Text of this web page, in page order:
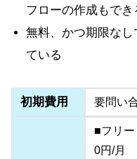
フローの作成もでき
無料、かつ期限な
ている
初期費用 要問い
■フリー
0円/月